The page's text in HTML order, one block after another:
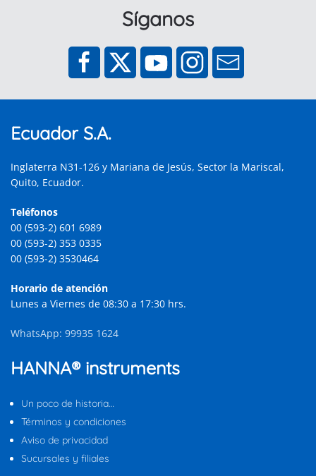
Síganos
Ecuador S.A.
Inglaterra N31-126 y Mariana de Jesús, Sector la Mariscal,
Quito, Ecuador.
Teléfonos
00 (593-2) 601 6989
00 (593-2) 353 0335
00 (593-2) 3530464
Horario de atención
Lunes a Viernes de 08:30 a 17:30 hrs.
WhatsApp: 99935 1624
HANNA® instruments
Un poco de historia…
Términos y condiciones
Aviso de privacidad
Sucursales y filiales